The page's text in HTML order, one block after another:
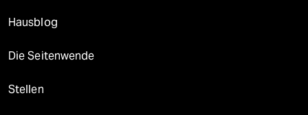
Hausblog
Die Seitenwende
Stellen